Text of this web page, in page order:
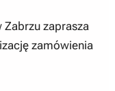
zaprasza
zamówienia